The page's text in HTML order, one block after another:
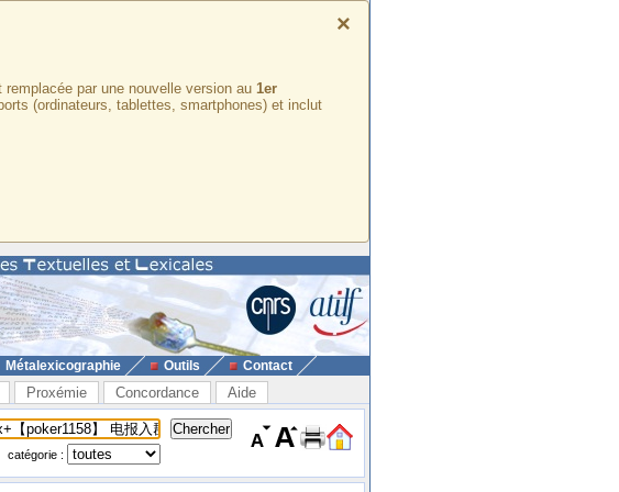
×
par une nouvelle version au 1er
(ordinateurs, tablettes, smartphones) et inclut
Métalexicographie Outils Contact
Proxémie Concordance Aide
catégorie :